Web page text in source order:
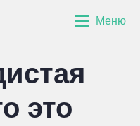
Меню
это